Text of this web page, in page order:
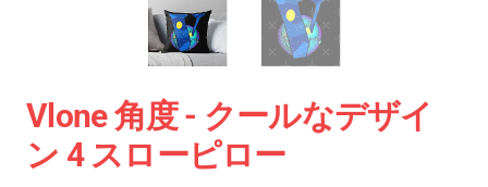
Vlone 角度 - クールなデザイ
ン 4 スローピロー